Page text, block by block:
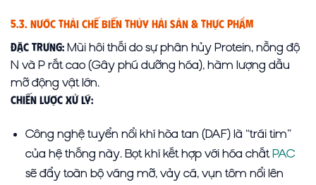
5.3. Nước Thải Chế Biến Thủy Hải Sản & Thực Phẩm
Đặc trưng: Mùi hôi thối do sự phân hủy Protein, nồng độ
N và P rất cao (Gây phú dưỡng hóa), hàm lượng dầu
mỡ động vật lớn.
Chiến lược xử lý:
Công nghệ tuyển nổi khí hòa tan (DAF) là “trái tim”
của hệ thống này. Bọt khí kết hợp với hóa chấtPAC
sẽ đẩy toàn bộ váng mỡ, vảy cá, vụn tôm nổi lên